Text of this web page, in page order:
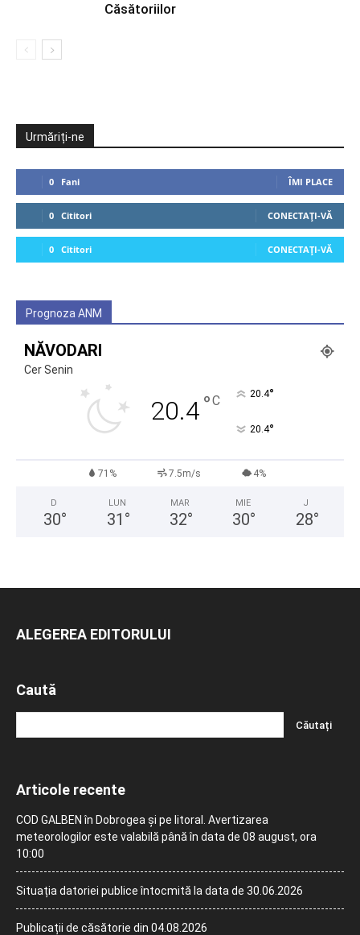
Căsătoriilor
Urmăriți-ne
0 Fani ÎMI PLACE
0 Cititori CONECTAȚI-VĂ
0 Cititori CONECTAȚI-VĂ
Prognoza ANM
NĂVODARI
Cer Senin
20.4°C 20.4°
20.4°
71% 7.5m/s 4%
D
30°
LUN
31 °
MAR
32°
MIE
30°
J
28°
ALEGEREA EDITORULUI
Caută
Articole recente
COD GALBEN în Dobrogea și pe litoral. Avertizarea
meteorologilor este valabilă până în data de 08 august, ora
10:00
Situația datoriei publice întocmită la data de 30.06.2026
Publicații de căsătorie din 04.08.2026